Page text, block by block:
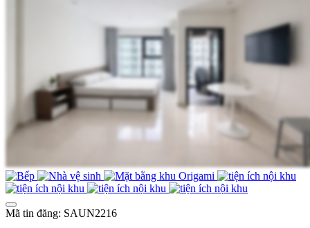
Mã tin đăng: SAUN2216